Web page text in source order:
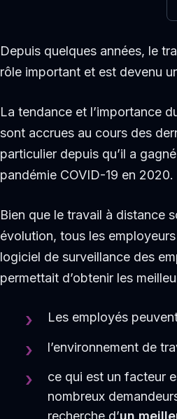
Depuis quelques années, le
rôle important et est devenu
La tendance et l’importance
sont accrues au cours des
particulier depuis qu’il a
pandémie COVID-19 en 2020.
Bien que le travail à distance
évolution, tous les
logiciel de surveillance des
permettait d’obtenir les
Les employés
l’environnement de
ce qui est un facteur
nombreux
recherche d’un